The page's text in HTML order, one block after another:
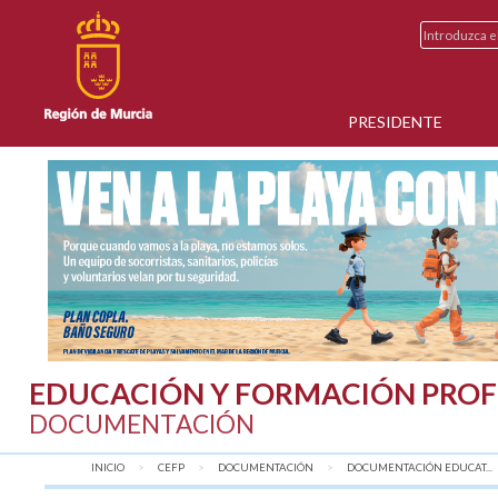
PRESIDENTE
EDUCACIÓN Y FORMACIÓN
DOCUMENTACIÓN
INICIO CEFP DOCUMENTACIÓN DOCUMENTACIÓN EDUCAT...